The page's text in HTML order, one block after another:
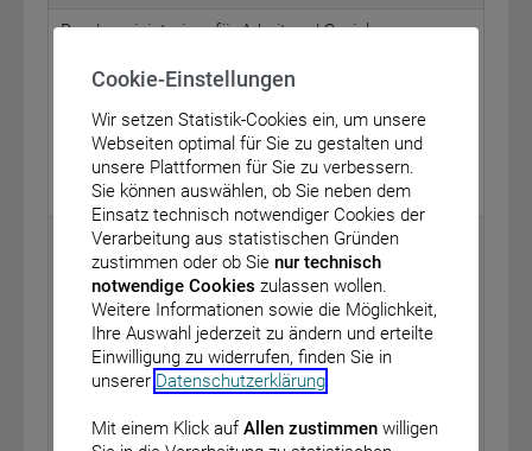
Bundesministerium für Arbeit und Soziales
Bekanntmachung über das Außerkrafttreten
Dachdeckerhandwerk
vom: 22. Mai 2023
BAnz AT 13.06.2023 B2
Bundesministerium für Gesundheit
Bekanntmachung eines Beschlusses des
Gemeinsamen Bundesausschusses über eine
Änderung der Arzneimittel-Richtlinie: Anlage VI (Off-
Label-Use) – Gemcitabin in Kombination mit
Capecitabin sowie eine Gemcitabin-Monotherapie zur
vom: 16. März 2023
Cookie-Einstellungen
Wir setzen Statistik-Cookies ein, um unsere
Webseiten optimal für Sie zu gestalten und
unsere Plattformen für Sie zu verbessern.
Sie können auswählen, ob Sie neben dem
Einsatz technisch notwendiger Cookies der
Verarbeitung aus statistischen Gründen
zustimmen oder ob Sie nur technisch
notwendige Cookies zulassen wollen.
Weitere Informationen sowie die Möglichkeit,
Ihre Auswahl jederzeit zu ändern und erteilte
Einwilligung zu widerrufen, finden Sie in
unserer Datenschutzerklärung.
Mit einem Klick auf Allen zustimmenwilligen